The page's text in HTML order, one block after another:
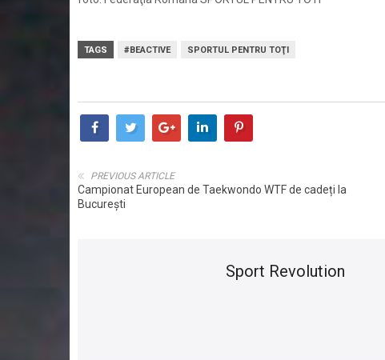
TAGS #BEACTIVE SPORTUL PENTRU TOŢI
PREVIOUS ARTICLE
Campionat European de Taekwondo WTF de cadeți la
București
Sport Revolution